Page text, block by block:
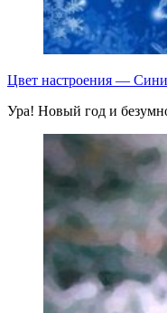
Цвет настроения —
Ура! Новый год и